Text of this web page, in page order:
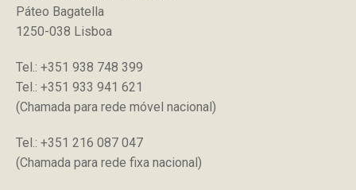
Páteo Bagatella
1250-038 Lisboa
Tel.: +351 938 748 399
Tel.: +351 933 941 621
(Chamada para rede móvel nacional)
Tel.: +351 216 087 047
(Chamada para rede fixa nacional)